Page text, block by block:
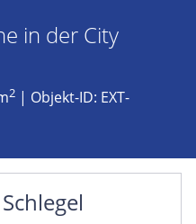
in der City
2 | Objekt-ID: EXT-